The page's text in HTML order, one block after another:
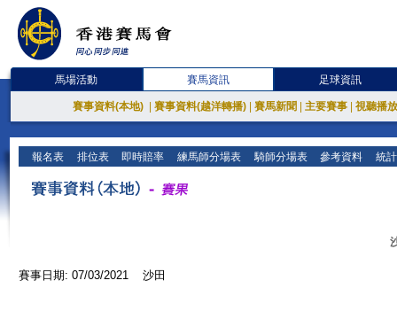
馬場活動 賽馬資訊 足球資訊
賽事資料(本地) 賽事資料(越洋轉播) 賽馬新聞 主要賽事 視聽播
報名表 排位表 即時賠率 練馬師分場表 騎師分場表 參考資料 統
賽事日期: 07/03/2021 沙田